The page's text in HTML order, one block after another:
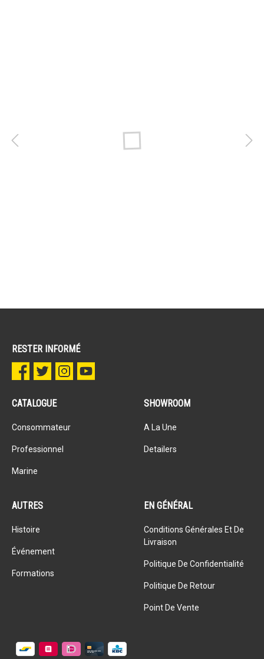
RESTER INFORMÉ
CATALOGUE
Consommateur
Professionnel
Marine
SHOWROOM
A La Une
Detailers
AUTRES
Histoire
Événement
Formations
EN GÉNÉRAL
Conditions Générales Et De
Livraison
Politique De Confidentialité
Politique De Retour
Point De Vente